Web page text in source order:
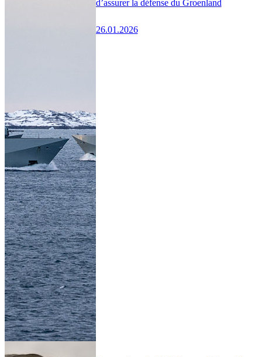
d’assurer la défense du Groenland
26.01.2026